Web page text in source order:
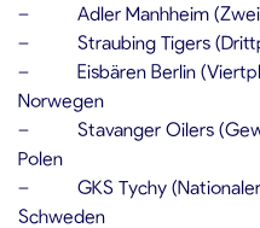
– Adler Manhheim
– Straubing Tigers
– Eisbären Berlin
Norwegen
– Stavanger Oilers
Polen
– GKS Tychy (Nationaler
Schweden